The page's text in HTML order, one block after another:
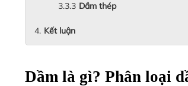
Dầm thép
Kết luận
Dầm là gì? Phân loại